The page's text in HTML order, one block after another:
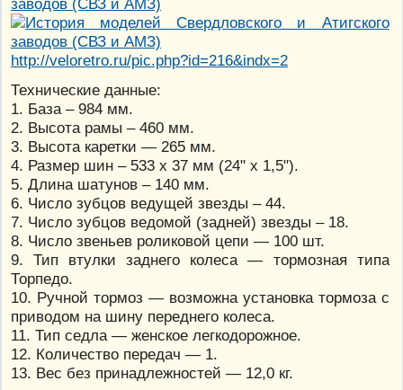
http://veloretro.ru/pic.php?id=216&indx=2
Технические данные:
1. База – 984 мм.
2. Высота рамы – 460 мм.
3. Высота каретки — 265 мм.
4. Размер шин – 533 х 37 мм (24" х 1,5").
5. Длина шатунов – 140 мм.
6. Число зубцов ведущей звезды – 44.
7. Число зубцов ведомой (задней) звезды – 18.
8. Число звеньев роликовой цепи — 100 шт.
9. Тип втулки заднего колеса — тормозная типа
Торпедо.
10. Ручной тормоз — возможна установка тормоза с
приводом на шину переднего колеса.
11. Тип седла — женское легкодорожное.
12. Количество передач — 1.
13. Вес без принадлежностей — 12,0 кг.